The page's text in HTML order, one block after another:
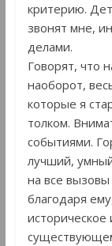
критерию.
звонят мне,
делами.
Говорят, что
наоборот,
которые я
толком.
событиями.
лучший,
на все вызовы
благодаря
историческое